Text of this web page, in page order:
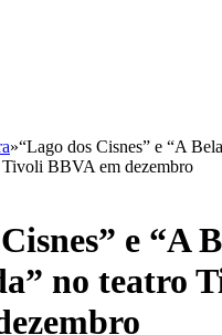
»“Lago dos Cisnes” e “A Bela
BBVA em dezembro
e “A
no teatro